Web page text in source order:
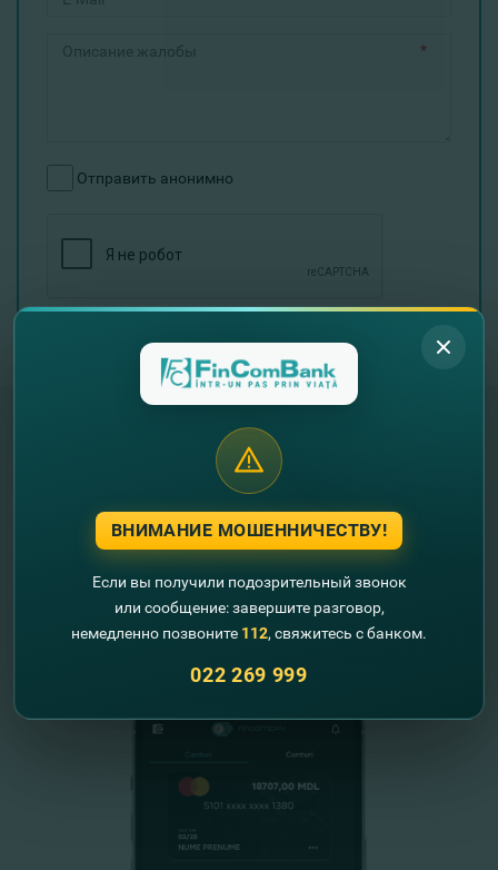
*
Отправить анонимно
"FinComBank" S.A. является членом
Схемы гарантирования депозитов
Республики Молдова
FinComPay Mobile
ВНИМАНИЕ МОШЕННИЧЕСТВУ!
Если вы получили подозрительный звонок
или сообщение: завершите разговор,
немедленно позвоните 112, свяжитесь с банком.
022 269 999